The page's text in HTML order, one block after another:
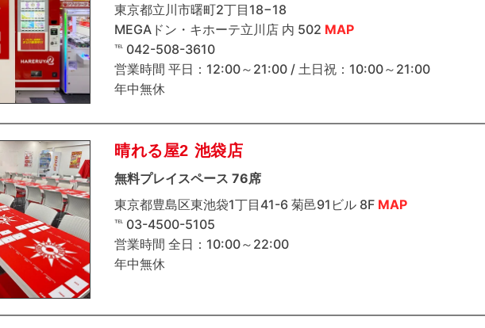
東京都立川市曙町2丁目18−18
MEGAドン・キホーテ立川店 内 502 MAP
℡ 042-508-3610
営業時間 平日：12:00～21:00 / 土日祝：10:00～21:00
年中無休
晴れる屋2 池袋店
無料プレイスペース 76席
東京都豊島区東池袋1丁目41-6 菊邑91ビル 8F MAP
℡ 03-4500-5105
営業時間 全日：10:00～22:00
年中無休